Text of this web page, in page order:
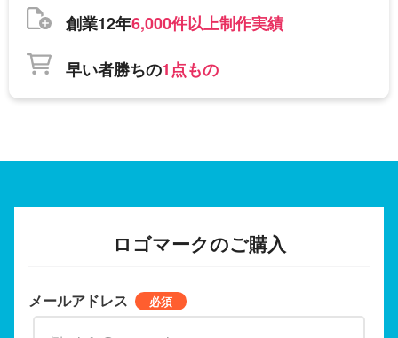
創業12年6,000件以上制作実績
早い者勝ちの1点もの
ロゴマークのご購入
メールアドレス